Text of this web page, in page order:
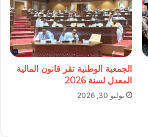
الجمعية الوطنية تقر قانون المالية
المعدل لسنة 2026
يوليو 30, 2026